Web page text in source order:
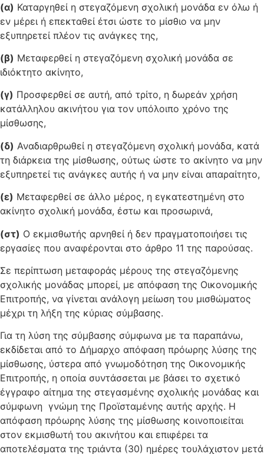
(α) Καταργηθεί η στεγαζόμενη σχολική μονάδα εν όλω ή
εν μέρει ή επεκταθεί έτσι ώστε το μίσθιο να μην
εξυπηρετεί πλέον τις ανάγκες της,
(β) Μεταφερθεί η στεγαζόμενη σχολική μονάδα σε
ιδιόκτητο ακίνητο,
(γ) Προσφερθεί σε αυτή, από τρίτο, η δωρεάν χρήση
κατάλληλου ακινήτου για τον υπόλοιπο χρόνο της
μίσθωσης,
(δ) Αναδιαρθρωθεί η στεγαζόμενη σχολική μονάδα, κατά
τη διάρκεια της μίσθωσης, ούτως ώστε το ακίνητο να μην
εξυπηρετεί τις ανάγκες αυτής ή να μην είναι απαραίτητο,
(ε) Μεταφερθεί σε άλλο μέρος, η εγκατεστημένη στο
ακίνητο σχολική μονάδα, έστω και προσωρινά,
(στ) Ο εκμισθωτής αρνηθεί ή δεν πραγματοποιήσει τις
εργασίες που αναφέρονται στο άρθρο 11 της παρούσας.
Σε περίπτωση μεταφοράς μέρους της στεγαζόμενης
σχολικής μονάδας μπορεί, με απόφαση της Οικονομικής
Επιτροπής, να γίνεται ανάλογη μείωση του μισθώματος
μέχρι τη λήξη της κύριας σύμβασης.
Για τη λύση της σύμβασης σύμφωνα με τα παραπάνω,
εκδίδεται από το Δήμαρχο απόφαση πρόωρης λύσης της
μίσθωσης, ύστερα από γνωμοδότηση της Οικονομικής
Επιτροπής, η οποία συντάσσεται με βάσει το σχετικό
έγγραφο αίτημα της στεγασμένης σχολικής μονάδας και
σύμφωνη γνώμη της Προϊσταμένης αυτής αρχής. Η
απόφαση πρόωρης λύσης της μίσθωσης κοινοποιείται
στον εκμισθωτή του ακινήτου και επιφέρει τα
αποτελέσματα της τριάντα (30) ημέρες τουλάχιστον μετά